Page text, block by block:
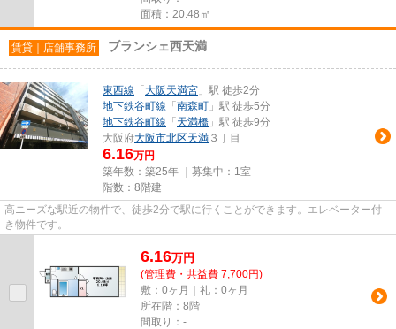
面積：20.48㎡
賃貸｜店舗事務所 ブランシェ西天満
東西線 「 大阪天満宮 」駅 徒歩2分
地下鉄谷町線 「 南森町 」駅 徒歩5分
地下鉄谷町線 「 天満橋 」駅 徒歩9分
大阪府大阪市北区天満 ３丁目
6.16万円
築年数：築25年 ｜募集中： 1室
階数：8階建
高ニーズな駅近の物件で、徒歩2分で駅に行くことができます。エレベーター付
き物件です。
6.16万円
(管理費・共益費 7,700円)
敷：0ヶ月｜礼：0ヶ月
所在階：8階
間取り：-